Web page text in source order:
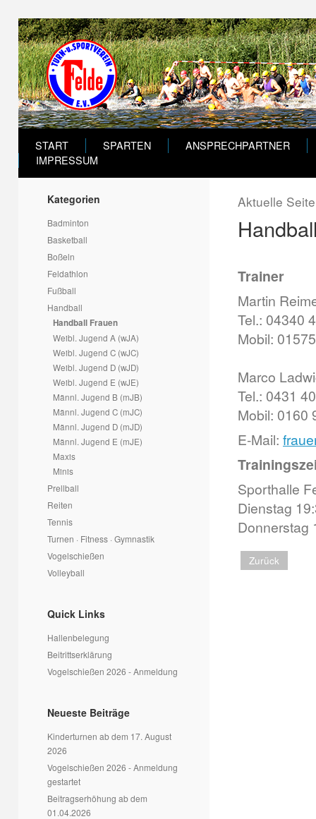
START SPARTEN
ANSPRECHPARTNER
IMPRESSUM
Kategorien
Badminton
Basketball
Boßeln
Feldathlon
Fußball
Handball
Handball Frauen
Weibl. Jugend A (wJA)
Weibl. Jugend C (wJC)
Weibl. Jugend D (wJD)
Weibl. Jugend E (wJE)
Männl. Jugend B (mJB)
Männl. Jugend C (mJC)
Männl. Jugend D (mJD)
Männl. Jugend E (mJE)
Maxis
Minis
Prellball
Reiten
Tennis
Turnen · Fitness · Gymnastik
Vogelschießen
Volleyball
Quick Links
Hallenbelegung
Beitrittserklärung
Vogelschießen 2026 - Anmeldung
Neueste Beiträge
Kinderturnen ab dem 17. August
2026
Vogelschießen 2026 - Anmeldung
gestartet
Beitragserhöhung ab dem
01.04.2026
Aktuelle
Trainer
Martin
Tel.: 04340
Mobil:
Marco
Tel.: 0431
Mobil: 0160
E-Mail:
Sporthalle
Dienstag
Donnerstag
Zurück